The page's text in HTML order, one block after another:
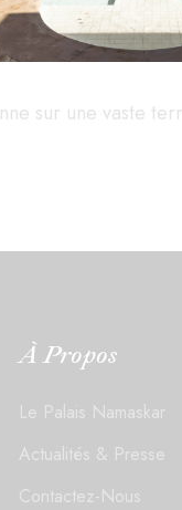
de 2 lits twins, ce
sur une vaste
À Propos
Le Palais Namaskar
Actualités & Presse
Contactez-Nous